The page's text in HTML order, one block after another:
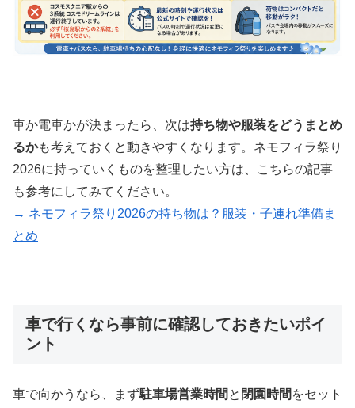
車か電車かが決まったら、次は持ち物や服装をどうまとめ
るかも考えておくと動きやすくなります。ネモフィラ祭り
2026に持っていくものを整理したい方は、こちらの記事
も参考にしてみてください。
→ ネモフィラ祭り2026の持ち物は？服装・子連れ準備ま
とめ
車で行くなら事前に確認しておきたいポイ
ント
車で向かうなら、まず駐車場営業時間 と 閉園時間 をセット